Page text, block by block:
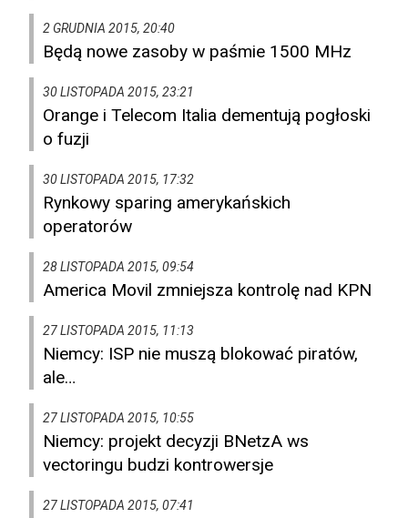
2 GRUDNIA 2015, 20:40
Będą nowe zasoby w paśmie 1500 MHz
30 LISTOPADA 2015, 23:21
Orange i Telecom Italia dementują pogłoski
o fuzji
30 LISTOPADA 2015, 17:32
Rynkowy sparing amerykańskich
operatorów
28 LISTOPADA 2015, 09:54
America Movil zmniejsza kontrolę nad KPN
27 LISTOPADA 2015, 11:13
Niemcy: ISP nie muszą blokować piratów,
ale…
27 LISTOPADA 2015, 10:55
Niemcy: projekt decyzji BNetzA ws
vectoringu budzi kontrowersje
27 LISTOPADA 2015, 07:41